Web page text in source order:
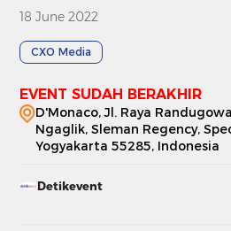
18 June 2022
CXO Media
EVENT SUDAH BERAKHIR
D'Monaco, Jl. Raya
Ngaglik, Sleman Regency,
Yogyakarta 55285, Indonesia
Detikevent